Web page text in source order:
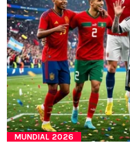
MUNDIAL 2026